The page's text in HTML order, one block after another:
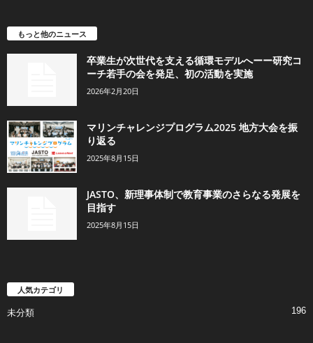
もっと他のニュース
卒業生が次世代を支える循環モデルへーー研究コ
ーチ若手の会を発足、初の活動を実施
2026年2月20日
マリンチャレンジプログラム2025 地方大会を振
り返る
2025年8月15日
JASTO、新理事体制で教育事業のさらなる発展を
目指す
2025年8月15日
人気カテゴリ
未分類 196